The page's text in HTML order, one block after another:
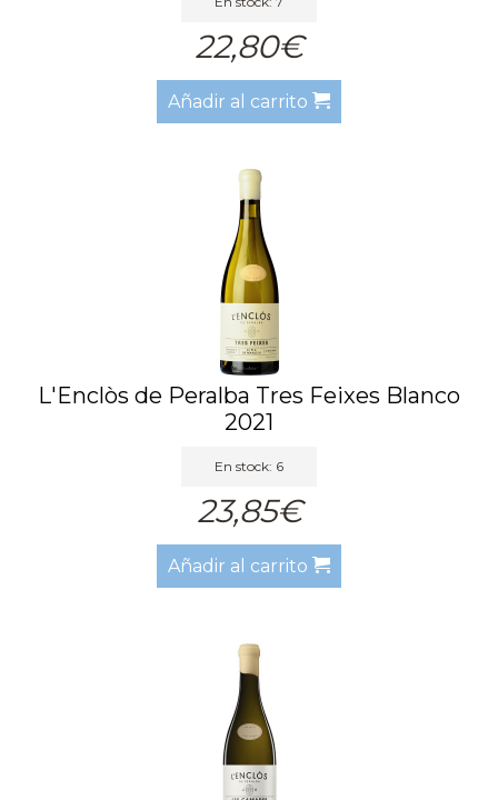
22,80€
Añadir al carrito
L'Enclòs de Peralba Tres Feixes Blanco
2021
En stock: 6
23,85€
Añadir al carrito